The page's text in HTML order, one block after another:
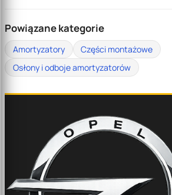
Powiązane kategorie
Amortyzatory
Części montażowe
Osłony i odboje amortyzatorów